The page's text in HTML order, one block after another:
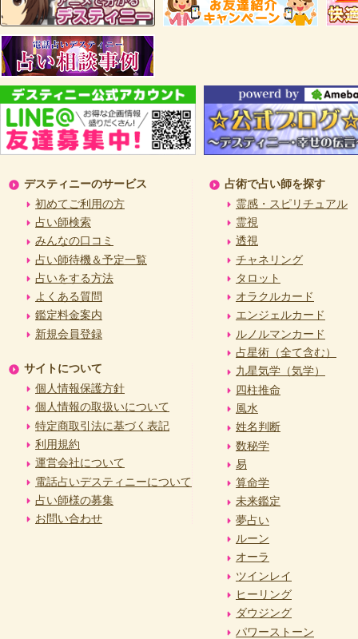
デスティニーのサービス
初めてご利用の方
占い師検索
みんなの口コミ
占い師待機＆予定一覧
占いをする方法
よくある質問
鑑定料金案内
新規会員登録
サイトについて
個人情報保護方針
個人情報の取扱いについて
特定商取引法に基づく表記
利用規約
運営会社について
電話占いデスティニーについて
占い師様の募集
お問い合わせ
占術で占い師を探す
霊感・スピリチュアル
霊視
透視
チャネリング
タロット
オラクルカード
エンジェルカード
ルノルマンカード
占星術（全て含む）
九星気学（気学）
四柱推命
風水
姓名判断
数秘学
易
算命学
未来鑑定
夢占い
ルーン
オーラ
ツインレイ
ヒーリング
ダウジング
パワーストーン